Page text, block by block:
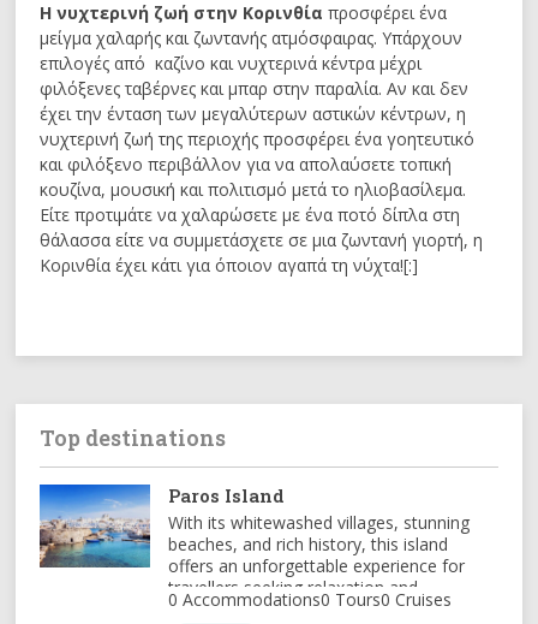
Η νυχτερινή ζωή στην Κορινθία προσφέρει ένα
μείγμα χαλαρής και ζωντανής ατμόσφαιρας. Υπάρχουν
επιλογές από καζίνο και νυχτερινά κέντρα μέχρι
φιλόξενες ταβέρνες και μπαρ στην παραλία. Αν και δεν
έχει την ένταση των μεγαλύτερων αστικών κέντρων, η
νυχτερινή ζωή της περιοχής προσφέρει ένα γοητευτικό
και φιλόξενο περιβάλλον για να απολαύσετε τοπική
κουζίνα, μουσική και πολιτισμό μετά το ηλιοβασίλεμα.
Είτε προτιμάτε να χαλαρώσετε με ένα ποτό δίπλα στη
θάλασσα είτε να συμμετάσχετε σε μια ζωντανή γιορτή, η
Κορινθία έχει κάτι για όποιον αγαπά τη νύχτα![:]
Top destinations
Paros Island
With its whitewashed villages, stunning
beaches, and rich history, this island
offers an unforgettable experience for
travellers seeking relaxation and
adventure
0 Accommodations0 Tours0 Cruises